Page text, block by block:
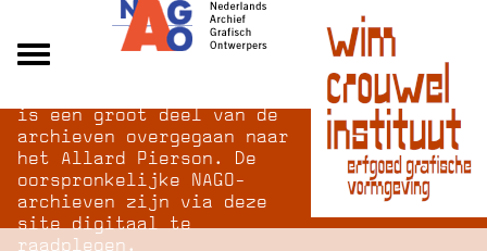
Over NAGO
Over WCI
Inloggen
is een groot deel van de
archieven overgegaan naar
het Allard Pierson. De
oorspronkelijke NAGO-
archieven zijn via deze
site digitaal te
raadplegen.